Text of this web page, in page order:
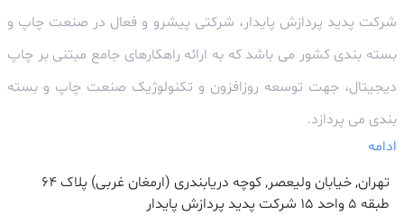
شرکت پدید پردازش پایدار، شرکتی پیشرو و فعال در صنعت چاپ و
بسته بندی کشور می باشد که به ارائه راهکارهای جامع مبتنی بر چاپ
دیجیتال، جهت توسعه روزافزون و تکنولوژیک صنعت چاپ و بسته
بندی می پردازد.
ادامه
تهران, خیابان ولیعصر, کوچه دریابندری (ارمغان غربی) پلاک 64
طبقه ۵ واحد ۱۵ شرکت پدید پردازش پایدار